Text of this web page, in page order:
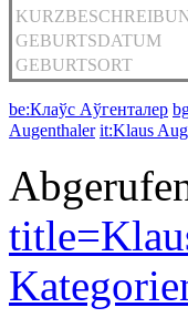
GEBURTSDATUM
GEBURTSORT
be:Клаўс Аўгенталер
Augenthaler it:Klaus